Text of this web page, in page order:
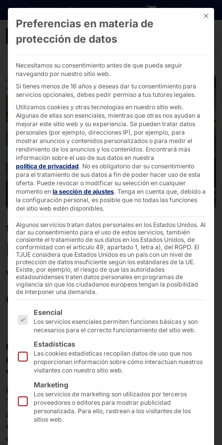
Ir directamente al contenido
DESCARGASINVERSORESCARRERA B2B SHOP
EDEKA reconoce las
15/03/2021
EDEKA reconoce las
ventajas de SCO
apuesta por PYRAMID
En varias tiendas EDEKA de Alemania, los clientes
pueden "escanear, embolsar y pagar de forma
eficiente" desde hace casi seis meses.
EDEKA Handelsgesellschaft Nordbayern-Sachsen-
Thüringen mbH, uno de los principales minoristas de
alimentación de Alemania, está revolucionando la
experiencia de compra de los clientes con
estacionarios
para una mayor comodidad,
Este
Preferencias en materia de
protección de datos
Necesitamos su consentimiento antes de que pueda seguir
navegando por nuestro sitio web.
Si tienes menos de 16 años y deseas dar tu consentimiento para
servicios opcionales, debes pedir permiso a tus tutores legales.
Utilizamos cookies y otras tecnologías en nuestro sitio web.
Algunas de ellas son esenciales, mientras que otras nos ayudan a
mejorar este sitio web y su experiencia. Se pueden tratar datos
personales (por ejemplo, direcciones IP), por ejemplo, para
mostrar anuncios y contenidos personalizados o para medir el
rendimiento de los anuncios y los contenidos. Encontrará más
información sobre el uso de sus datos en nuestra
política de privacidad. No es obligatorio dar su consentimiento
para el tratamiento de sus datos a fin de poder hacer uso de esta
oferta. Puede revocar o modificar su selección en cualquier
momento en la sección de ajustes. Tenga en cuenta que, debido a
la configuración personal, es posible que no todas las funciones
del sitio web estén disponibles.
Algunos servicios tratan datos personales en los Estados Unidos. Al
dar su consentimiento para el uso de estos servicios, también
consiente el tratamiento de sus datos en los Estados Unidos, de
conformidad con el artículo 49, apartado 1, letra a), del RGPD. El
TJUE considera que Estados Unidos es un país con un nivel de
protección de datos insuficiente según los estándares de la UE.
Existe, por ejemplo, el riesgo de que las autoridades
estadounidenses traten datos personales en programas de
vigilancia sin que los ciudadanos europeos tengan la posibilidad
de interponer una demanda.
A continuación se enumeran los grupos de servicios
Esencial
Los servicios esenciales permiten funciones básicas y son
necesarios para el correcto funcionamiento del sitio web.
Estadísticas
Las cookies estadísticas recopilan datos de uso que nos
proporcionan información sobre cómo interactúan nuestros
visitantes con nuestro sitio web.
Marketing
Los servicios de marketing son utilizados por terceros
proveedores o editores para mostrar publicidad
personalizada. Para ello, rastrean a los visitantes de los
sitios web.